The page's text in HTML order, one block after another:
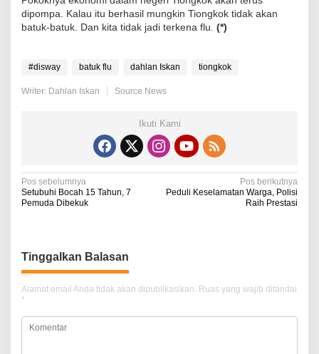
dipompa. Kalau itu berhasil mungkin Tiongkok tidak akan
batuk-batuk. Dan kita tidak jadi terkena flu. (*)
#disway batuk flu dahlan Iskan tiongkok
Writer: Dahlan Iskan Source News
Ikuti Kami
N
a
i
g
a
s
Pos sebelumnya
Setubuhi Bocah 15 Tahun, 7
Pemuda Dibekuk
Pos berikutnya
Peduli Keselamatan Warga, Polisi
Raih Prestasi
Tinggalkan Balasan
Alamat email Anda tidak akan dipublikasikan. Ruas yang wajib ditandai
*